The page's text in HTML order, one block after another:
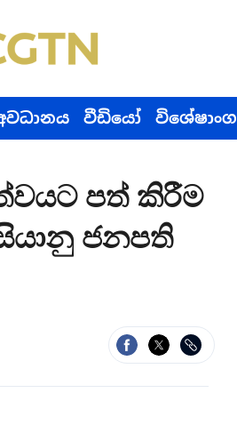
වීඩියෝ විශේෂාංග
පත් කිරීම
ජනපති